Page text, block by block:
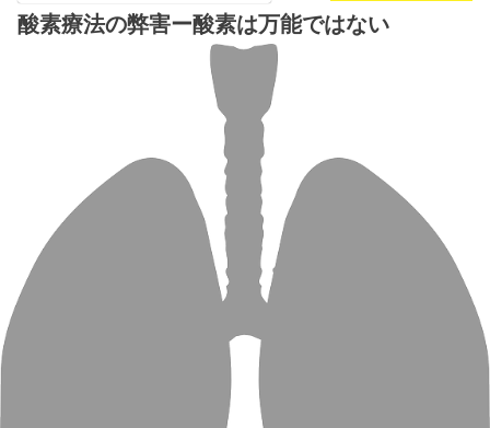
酸素療法の弊害ー酸素は万能ではない